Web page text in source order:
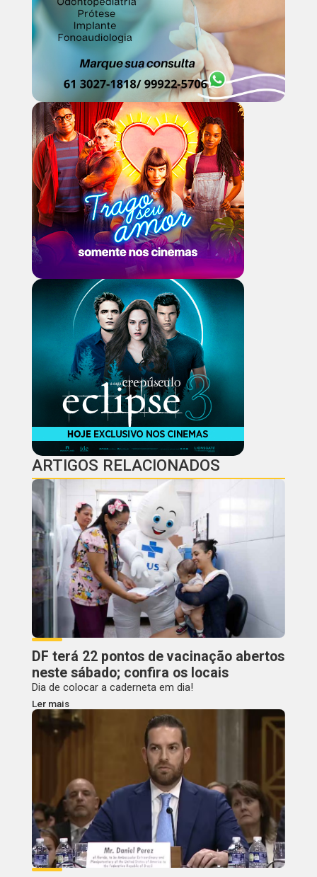
ARTIGOS RELACIONADOS
DF terá 22 pontos de vacinação abertos
neste sábado; confira os locais
Dia de colocar a caderneta em dia!
Ler mais